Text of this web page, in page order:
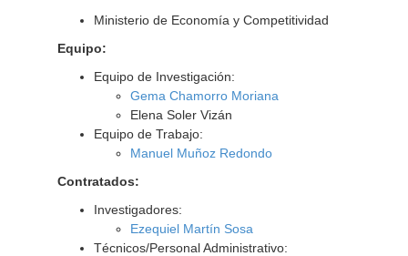
Ministerio de Economía y Competitividad
Equipo:
Equipo de Investigación:
Gema Chamorro Moriana
Elena Soler Vizán
Equipo de Trabajo:
Manuel Muñoz Redondo
Contratados:
Investigadores:
Ezequiel Martín Sosa
Técnicos/Personal Administrativo: